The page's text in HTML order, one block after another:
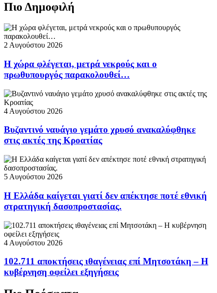
Πιο Δημοφιλή
2 Αυγούστου 2026
Η χώρα φλέγεται, μετρά νεκρούς και ο
πρωθυπουργός παρακολουθεί…
4 Αυγούστου 2026
Βυζαντινό ναυάγιο γεμάτο χρυσό ανακαλύφθηκε
στις ακτές της Κροατίας
5 Αυγούστου 2026
Η Ελλάδα καίγεται γιατί δεν απέκτησε ποτέ εθνική
στρατηγική δασοπροστασίας.
4 Αυγούστου 2026
102.711 αποκτήσεις ιθαγένειας επί Μητσοτάκη – Η
κυβέρνηση οφείλει εξηγήσεις